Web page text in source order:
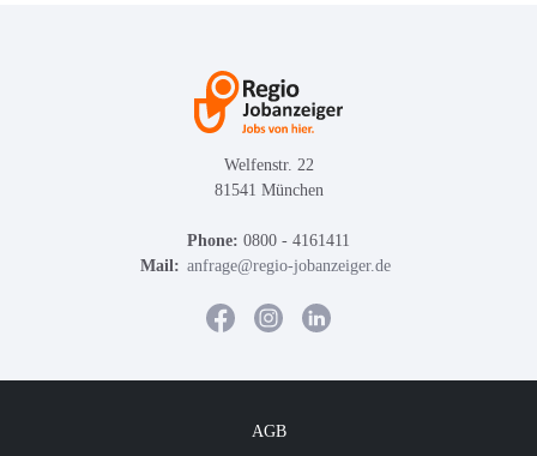
Welfenstr. 22
81541 München
Phone: 0800 - 4161411
Mail: anfrage@regio-jobanzeiger.de
AGB